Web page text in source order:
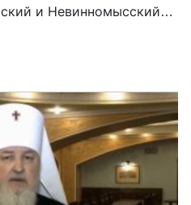
и Невинномысский
и сотрудниками
духовниками,
по
войска
войска. Во встрече
священники,